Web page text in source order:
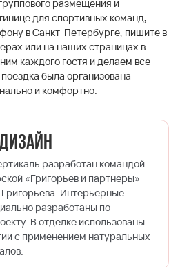
размещения и
для спортивных команд,
в Санкт-Петербурге, пишите в
или на наших страницах в
каждого гостя и делаем все
была организована
и комфортно.
разработан командой
«Григорьев и партнеры»
Интерьерные
разработаны по
В отделке использованы
с применением натуральных